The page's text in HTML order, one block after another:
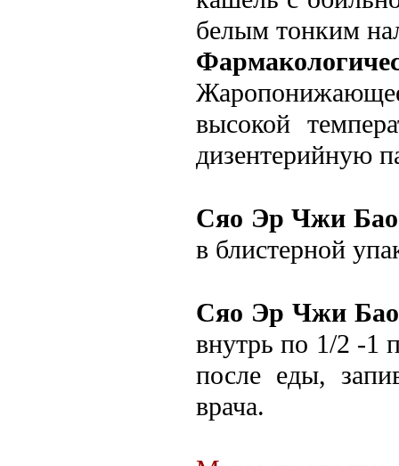
белым тонким
высокой
дизентерийную
Сяо Эр Чжи
в блистерной
Сяо Эр Чжи
внутрь по 1/2 -1
после еды,
врача.